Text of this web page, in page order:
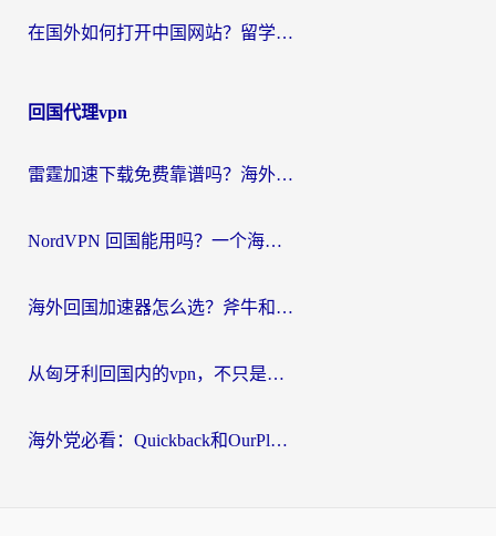
在国外如何打开中国网站？留学生与海外华人的无缝访问指南
回国代理vpn
雷霆加速下载免费靠谱吗？海外党选回国加速器的避坑指南（附热门工具对比）
NordVPN 回国能用吗？一个海外用户必须面对的真实困境
海外回国加速器怎么选？斧牛和海龟哪个好？一篇帮你避开坑的实用指南
从匈牙利回国内的vpn，不只是为了刷剧那么简单
海外党必看：Quickback和OurPlay好用吗？3分钟选对回国加速器，无缝刷剧玩游戏